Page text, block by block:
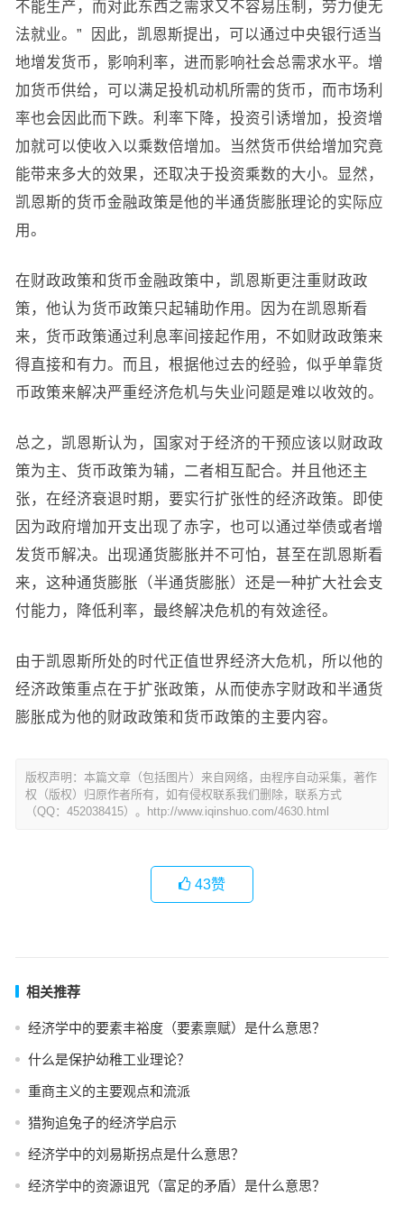
不能生产，而对此东西之需求又不容易压制，劳力便无
法就业。” 因此，凯恩斯提出，可以通过中央银行适当
地增发货币，影响利率，进而影响社会总需求水平。增
加货币供给，可以满足投机动机所需的货币，而市场利
率也会因此而下跌。利率下降，投资引诱增加，投资增
加就可以使收入以乘数倍增加。当然货币供给增加究竟
能带来多大的效果，还取决于投资乘数的大小。显然，
凯恩斯的货币金融政策是他的半通货膨胀理论的实际应
用。
在财政政策和货币金融政策中，凯恩斯更注重财政政
策，他认为货币政策只起辅助作用。因为在凯恩斯看
来，货币政策通过利息率间接起作用，不如财政政策来
得直接和有力。而且，根据他过去的经验，似乎单靠货
币政策来解决严重经济危机与失业问题是难以收效的。
总之，凯恩斯认为，国家对于经济的干预应该以财政政
策为主、货币政策为辅，二者相互配合。并且他还主
张，在经济衰退时期，要实行扩张性的经济政策。即使
因为政府增加开支出现了赤字，也可以通过举债或者增
发货币解决。出现通货膨胀并不可怕，甚至在凯恩斯看
来，这种通货膨胀（半通货膨胀）还是一种扩大社会支
付能力，降低利率，最终解决危机的有效途径。
由于凯恩斯所处的时代正值世界经济大危机，所以他的
经济政策重点在于扩张政策，从而使赤字财政和半通货
膨胀成为他的财政政策和货币政策的主要内容。
版权声明：本篇文章（包括图片）来自网络，由程序自动采集，著作
权（版权）归原作者所有，如有侵权联系我们删除，联系方式
（QQ：452038415）。http://www.iqinshuo.com/4630.html
43赞
相关推荐
经济学中的要素丰裕度（要素禀赋）是什么意思？
什么是保护幼稚工业理论？
重商主义的主要观点和流派
猎狗追兔子的经济学启示
经济学中的刘易斯拐点是什么意思？
经济学中的资源诅咒（富足的矛盾）是什么意思？